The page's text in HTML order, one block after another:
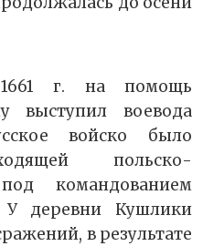
г. на помощь
выступил воевода
войско было
польско-
командованием
У деревни Кушлики
в результате